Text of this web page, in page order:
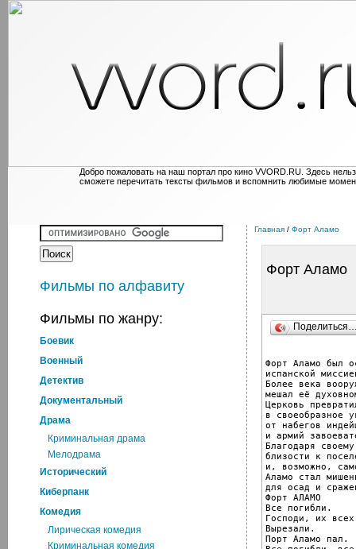
Добро пожаловать на наш портал про кино VVORD.RU. Здесь
сможете перечитать тексты фильмов и вспомнить любимые
Фильмы по алфавиту
Фильмы по жанру:
Боевик
Военный
Детектив
Документальный
Драма
Криминальная драма
Мелодрама
Исторический
Киберпанк
Комедия
Лирическая комедия
Криминальная комедия
Главная / Форт Аламо
Форт Аламо
Форт Аламо был
испанской
Более века
мешал её
Церковь
в своеобразное
от набегов
и армий
Благодаря
близости к
и, возможно,
Аламо стал
для осад и
Форт АЛАМО
Все погибли.
Господи, их
Вырезали.
Порт Аламо пал.